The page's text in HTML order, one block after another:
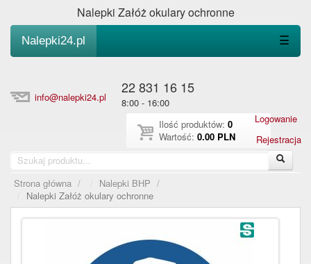
Nalepki Załóż okulary ochronne
Nalepki24.pl ☰
Logowanie
Rejestracja
info@nalepki24.pl
22 831 16 15
8:00 - 16:00
Ilość produktów: 0
Wartość: 0.00 PLN
Strona główna / Nalepki BHP /
Nalepki Załóż okulary ochronne